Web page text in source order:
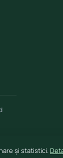
și statistici.